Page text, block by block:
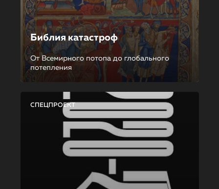
Библия катастроф
От Всемирного потопа до глобального
потепления
СПЕЦПРОЕКТ